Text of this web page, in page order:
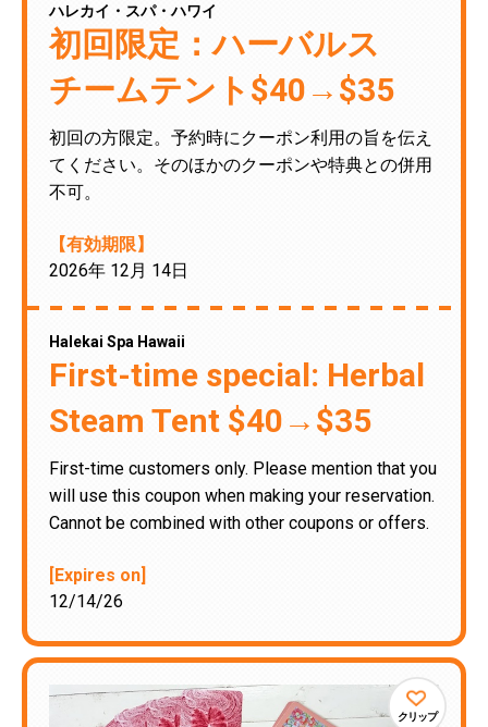
ハレカイ・スパ・ハワイ
初回限定：ハーバルス
チームテント$40→$35
初回の方限定。予約時にクーポン利用の旨を伝え
てください。そのほかのクーポンや特典との併用
不可。
【有効期限】
2026年 12月 14日
Halekai Spa Hawaii
First-time special: Herbal
Steam Tent $40→$35
First-time customers only. Please mention that you
will use this coupon when making your reservation.
Cannot be combined with other coupons or offers.
[Expires on]
12/14/26
クリップ